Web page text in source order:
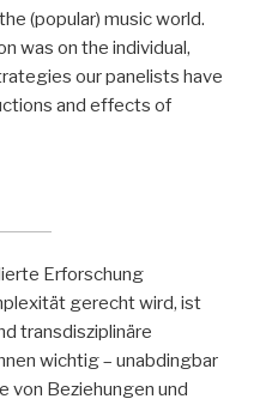
(popular) music world.
was on the individual,
our panelists have
and effects of
Erforschung
gerecht wird, ist
transdisziplinäre
wichtig – unabdingbar
von Beziehungen und